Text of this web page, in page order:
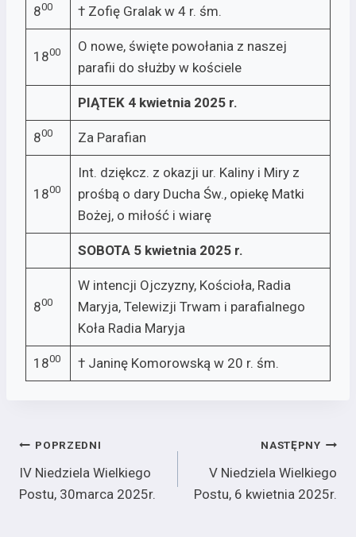
800 † Zofię Gralak w 4 r. śm.
1800
O nowe, święte powołania z naszej
parafii do służby w kościele
PIĄTEK 4 kwietnia 2025 r.
800 Za Parafian
1800
Int. dziękcz. z okazji ur. Kaliny i Miry z
prośbą o dary Ducha Św., opiekę Matki
Bożej, o miłość i wiarę
SOBOTA 5 kwietnia 2025 r.
800
W intencji Ojczyzny, Kościoła, Radia
Maryja, Telewizji Trwam i parafialnego
Koła Radia Maryja
1800 † Janinę Komorowską w 20 r. śm.
Nawigacja
wpisu
POPRZEDNI
IV Niedziela Wielkiego
Postu, 30marca 2025r.
NASTĘPNY
V Niedziela Wielkiego
Postu, 6 kwietnia 2025r.